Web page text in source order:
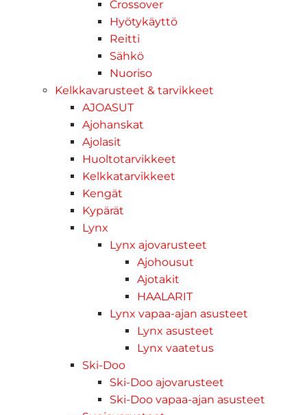
Crossover
Hyötykäyttö
Reitti
Sähkö
Nuoriso
Kelkkavarusteet & tarvikkeet
AJOASUT
Ajohanskat
Ajolasit
Huoltotarvikkeet
Kelkkatarvikkeet
Kengät
Kypärät
Lynx
Lynx ajovarusteet
Ajohousut
Ajotakit
HAALARIT
Lynx vapaa-ajan asusteet
Lynx asusteet
Lynx vaatetus
Ski-Doo
Ski-Doo ajovarusteet
Ski-Doo vapaa-ajan asusteet